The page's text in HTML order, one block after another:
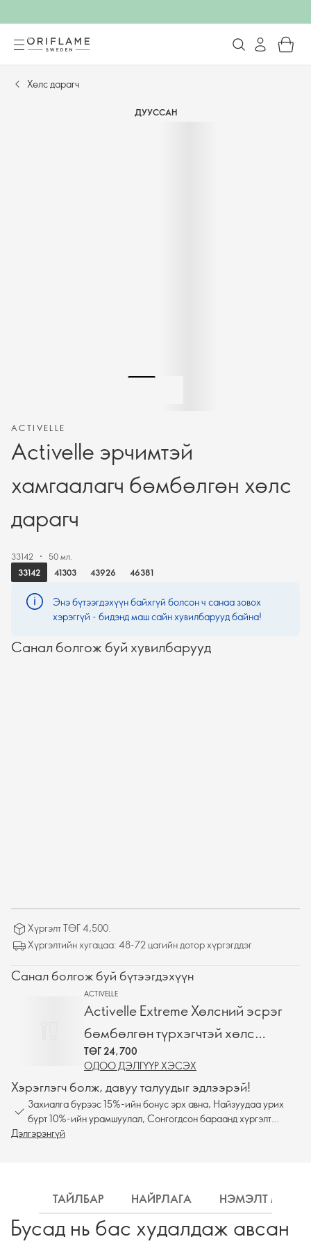
Хөлс дарагч
ДУУССАН
ACTIVELLE
Activelle эрчимтэй
хамгаалагч бөмбөлгөн хөлс
дарагч
33142
50 мл.
33142
41303 43926 46381
Энэ бүтээгдэхүүн байхгүй болсон ч санаа зовох
хэрэггүй - бидэнд маш сайн хувилбарууд байна!
Санал болгож буй хувилбарууд
Хүргэлт ТӨГ 4,500.
Хүргэлтийн хугацаа: 48-72 цагийн дотор хүргэгддэг
Санал болгож буй бүтээгдэхүүн
ACTIVELLE
Activelle Extreme Хөлсний эсрэг
бөмбөлгөн түрхэгчтэй хөлс
дарагч
ТӨГ 24,700
ОДОО ДЭЛГҮҮР ХЭСЭХ
Хэрэглэгч болж, давуу талуудыг эдлээрэй!
Захиалга бүрээс 15%-ийн бонус эрх авна, Найзуудаа урих
бүрт 10%-ийн урамшуулал, Сонгогдсон бараанд хүргэлт
үнэгүй
Дэлгэрэнгүй
ТАЙЛБАР НАЙРЛАГА НЭМЭЛТ
Бусад нь бас худалдаж авсан